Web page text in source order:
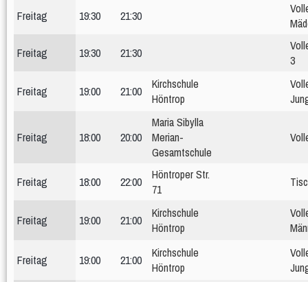
Freitag 19:30 21:30
Freitag
19:30 21:30
3
Freitag 19:00 21:00
Kirchschule
Höntrop
Freitag 18:00 20:00
Maria Sibylla
Merian-
Gesamtschule
Freitag 18:00 22:00
Höntroper Str.
71
Freitag 19:00 21:00
Kirchschule
Höntrop
Freitag 19:00 21:00
Kirchschule
Höntrop